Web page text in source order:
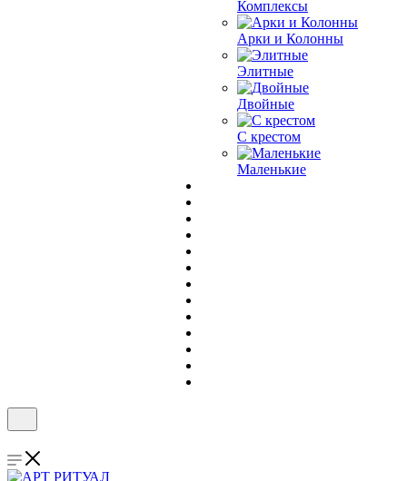
Комплексы
Арки и Колонны
Элитные
Двойные
С крестом
Маленькие